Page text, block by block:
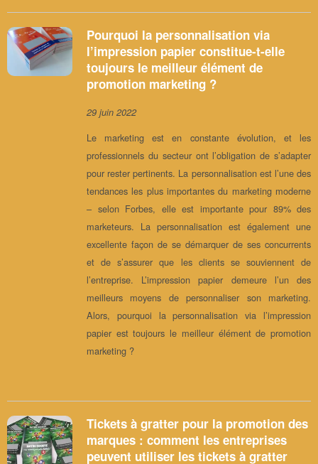
Pourquoi la personnalisation via
l’impression papier constitue-t-elle
toujours le meilleur élément de
promotion marketing ?
29 juin 2022
Le marketing est en constante évolution, et les
professionnels du secteur ont l’obligation de s’adapter
pour rester pertinents. La personnalisation est l’une des
tendances les plus importantes du marketing moderne
– selon Forbes, elle est importante pour 89% des
marketeurs. La personnalisation est également une
excellente façon de se démarquer de ses concurrents
et de s’assurer que les clients se souviennent de
l’entreprise. L’impression papier demeure l’un des
meilleurs moyens de personnaliser son marketing.
Alors, pourquoi la personnalisation via l’impression
papier est toujours le meilleur élément de promotion
marketing ?
Tickets à gratter pour la promotion des
marques : comment les entreprises
peuvent utiliser les tickets à gratter